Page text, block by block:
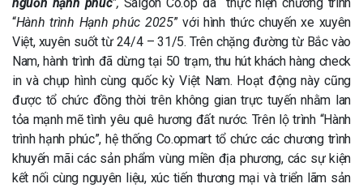
“Hành trình Hạnh phúc 2025” với hình thức chuyến xe xuyên
Việt, xuyên suốt từ 24/4 – 31/5. Trên chặng đường từ Bắc vào
Nam, hành trình đã dừng tại 50 trạm, thu hút khách hàng check
in và chụp hình cùng quốc kỳ Việt Nam. Hoạt động này cũng
được tổ chức đồng thời trên không gian trực tuyến nhằm lan
tỏa mạnh mẽ tình yêu quê hương đất nước. Trên lộ trình “Hành
trình hạnh phúc”, hệ thống Co.opmart tổ chức các chương trình
khuyến mãi các sản phẩm vùng miền địa phương, các sự kiện
kết nối cùng nguyên liệu, xúc tiến thương mại và triển lãm sản